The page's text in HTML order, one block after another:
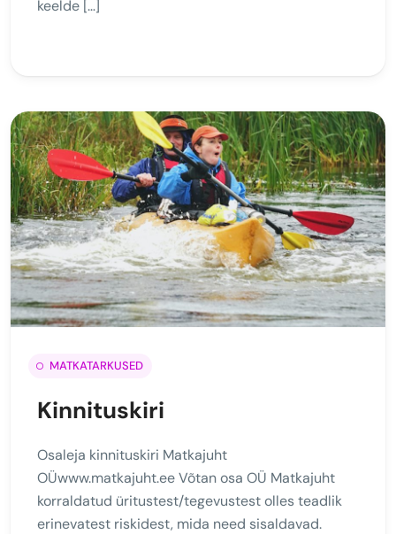
keelde […]
MATKATARKUSED
Kinnituskiri
Osaleja kinnituskiri Matkajuht
OÜwww.matkajuht.ee Võtan osa OÜ Matkajuht
korraldatud üritustest/tegevustest olles teadlik
erinevatest riskidest, mida need sisaldavad.